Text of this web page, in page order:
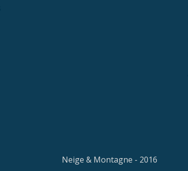
Neige & Montagne - 2016